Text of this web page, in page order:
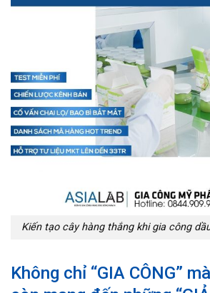
Kiến tạo cây hàng thắng khi gia công
Không chỉ “GIA CÔNG”